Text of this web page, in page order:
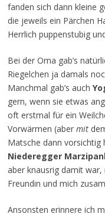
fanden sich dann kleine
die jeweils ein Pärchen
Herrlich puppenstubig
Bei der Oma gab’s
Riegelchen ja damals
Manchmal gab’s auch
gern, wenn sie etwas
oft erstmal für ein
Vorwärmen (aber mit
Matsche dann vorsichtig
Niederegger
aber knausrig damit
Freundin und mich
Ansonsten erinnere ich